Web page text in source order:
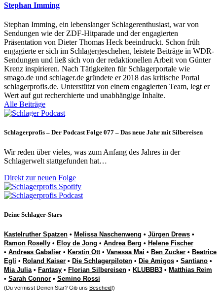
Stephan Imming
Stephan Imming, ein lebenslanger Schlagerenthusiast, war von
Sendungen wie der ZDF-Hitparade und der engagierten
Präsentation von Dieter Thomas Heck beeindruckt. Schon früh
engagierte er sich im Schlagergeschehen, leistete Beiträge in WDR-
Sendungen und ließ sich von der redaktionellen Arbeit von Günter
Krenz inspirieren. Nach Tätigkeiten für Schlagerportale wie
smago.de und schlager.de gründete er 2018 das kritische Portal
schlagerprofis.de. Unterstützt von einem engagierten Team, legt er
Wert auf gut recherchierte und unabhängige Inhalte.
Alle Beiträge
Schlagerprofis – Der Podcast Folge 077 – Das neue Jahr mit Silbereisen
Wir reden über vieles, was zum Anfang des Jahres in der
Schlagerwelt stattgefunden hat…
Direkt zur neuen Folge
Deine Schlager-Stars
Kastelruther Spatzen • Melissa Naschenweng • Jürgen Drews •
Ramon Roselly • Eloy de Jong • Andrea Berg • Helene Fischer
• Andreas Gabalier • Kerstin Ott• Vanessa Mai • Ben Zucker • Beatrice
Egli • Roland Kaiser • Die Schlagerpiloten • Die Amigos • Santiano •
Mia Julia• Fantasy • Florian Silbereisen • KLUBBB3 • Matthias Reim
• Sarah Connor • Semino Rossi
(Du vermisst Deinen Star? Gib uns Bescheid!)